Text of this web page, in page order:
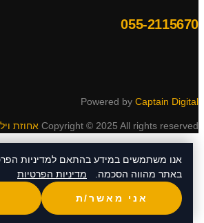
055-2115670
Powered byCaptain Digital
Copyright © 2025 All rights reserved אחוזת
אנו משתמשים במידע בהתאם למדיניות
באתר מהווה הסכמה.
מדיניות הפרטיות
אני מאשר/ת